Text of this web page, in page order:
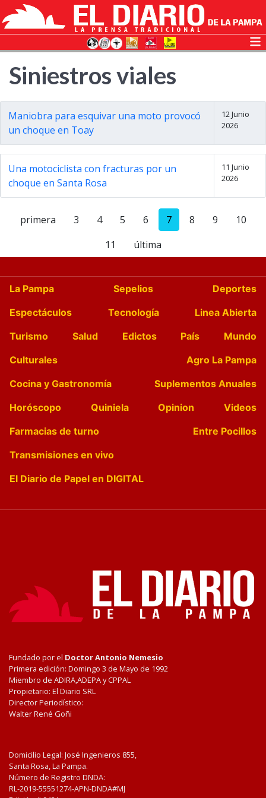
Siniestros viales
Maniobra para esquivar una moto provocó
un choque en Toay
12 Junio
2026
Una motociclista con fracturas por un
choque en Santa Rosa
11 Junio
2026
primera 3 4 5 6 7 8 9
10
11
última
La Pampa Sepelios
Deportes
Espectáculos
Tecnología
Linea Abierta
Turismo
Salud Edictos País
Mundo
Culturales
Agro La Pampa
Cocina y Gastronomía
Suplementos Anuales
Horóscopo
Quiniela Opinion
Videos
Farmacias de turno
Entre Pocillos
Transmisiones en vivo
El Diario de Papel en DIGITAL
Fundado por el Doctor Antonio Nemesio
Primera edición: Domingo 3 de Mayo de 1992
Miembro de ADIRA,ADEPA y CPPAL
Propietario: El Diario SRL
Director Periodístico:
Walter René Goñi
Domicilio Legal: José Ingenieros 855,
Santa Rosa, La Pampa.
Número de Registro DNDA:
RL-2019-55551274-APN-DNDA#MJ